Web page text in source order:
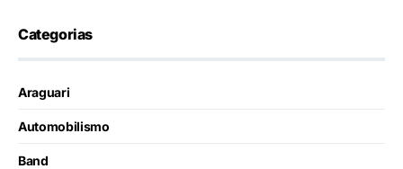
Categorias
Araguari
Automobilismo
Band